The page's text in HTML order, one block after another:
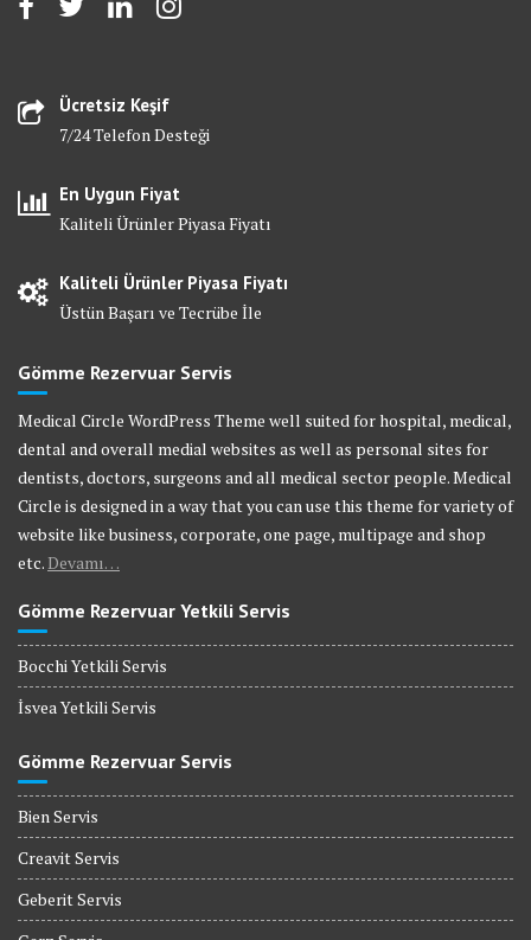
Ücretsiz Keşif
7/24 Telefon Desteği
En Uygun Fiyat
Kaliteli Ürünler Piyasa Fiyatı
Kaliteli Ürünler Piyasa Fiyatı
Üstün Başarı ve Tecrübe İle
Gömme Rezervuar Servis
Medical Circle WordPress Theme well suited for hospital, medical,
dental and overall medial websites as well as personal sites for
dentists, doctors, surgeons and all medical sector people. Medical
Circle is designed in a way that you can use this theme for variety of
website like business, corporate, one page, multipage and shop
etc. Devamı…
Gömme Rezervuar Yetkili Servis
Bocchi Yetkili Servis
İsvea Yetkili Servis
Gömme Rezervuar Servis
Bien Servis
Creavit Servis
Geberit Servis